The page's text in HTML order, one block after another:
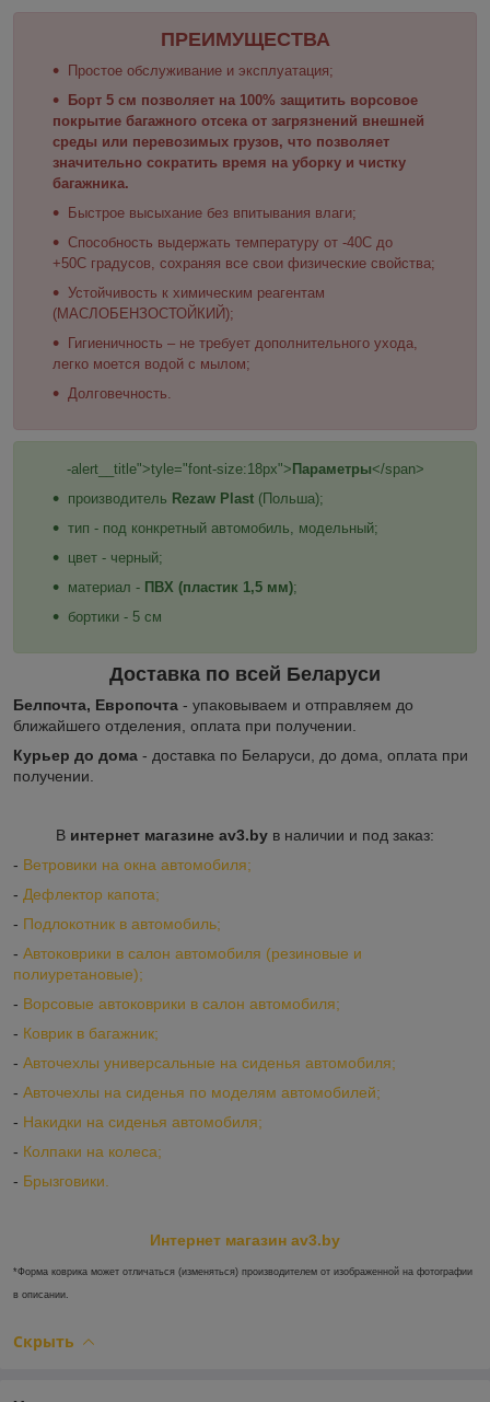
ПРЕИМУЩЕСТВА
Простое обслуживание и эксплуатация;
Борт 5 см позволяет на 100% защитить ворсовое
покрытие багажного отсека от загрязнений внешней
среды или перевозимых грузов, что позволяет
значительно сократить время на уборку и чистку
багажника.
Быстрое высыхание без впитывания влаги;
Способность выдержать температуру от -40С до
+50С градусов, сохраняя все свои физические свойства;
Устойчивость к химическим реагентам
(МАСЛОБЕНЗОСТОЙКИЙ);
Гигиеничность – не требует дополнительного ухода,
легко моется водой с мылом;
Долговечность.
-alert__title">tyle="font-size:18px"> Параметры</span>
производитель Rezaw Plast (Польша);
тип - под конкретный автомобиль, модельный;
цвет - черный;
материал - ПВХ (пластик 1,5 мм);
бортики - 5 см
Доставка по всей Беларуси
Белпочта, Европочта - упаковываем и отправляем до
ближайшего отделения, оплата при получении.
Курьер до дома - доставка по Беларуси, до дома, оплата при
получении.
В интернет магазине av3.by в наличии и под заказ:
- Ветровики на окна автомобиля;
- Дефлектор капота;
- Подлокотник в автомобиль;
- Автоковрики в салон автомобиля (резиновые и
полиуретановые);
- Ворсовые автоковрики в салон автомобиля;
- Коврик в багажник;
- Авточехлы универсальные на сиденья автомобиля;
- Авточехлы на сиденья по моделям автомобилей;
- Накидки на сиденья автомобиля;
- Колпаки на колеса;
- Брызговики.
Интернет магазин av3.by
*Форма коврика может отличаться (изменяться) производителем от изображенной на фотографии
в описании.
Скрыть